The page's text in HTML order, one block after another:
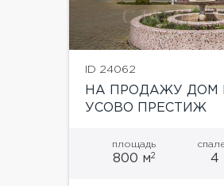
ID 24062
НА ПРОДАЖУ ДОМ
УСОВО ПРЕСТИЖ
площадь
800 м2 4